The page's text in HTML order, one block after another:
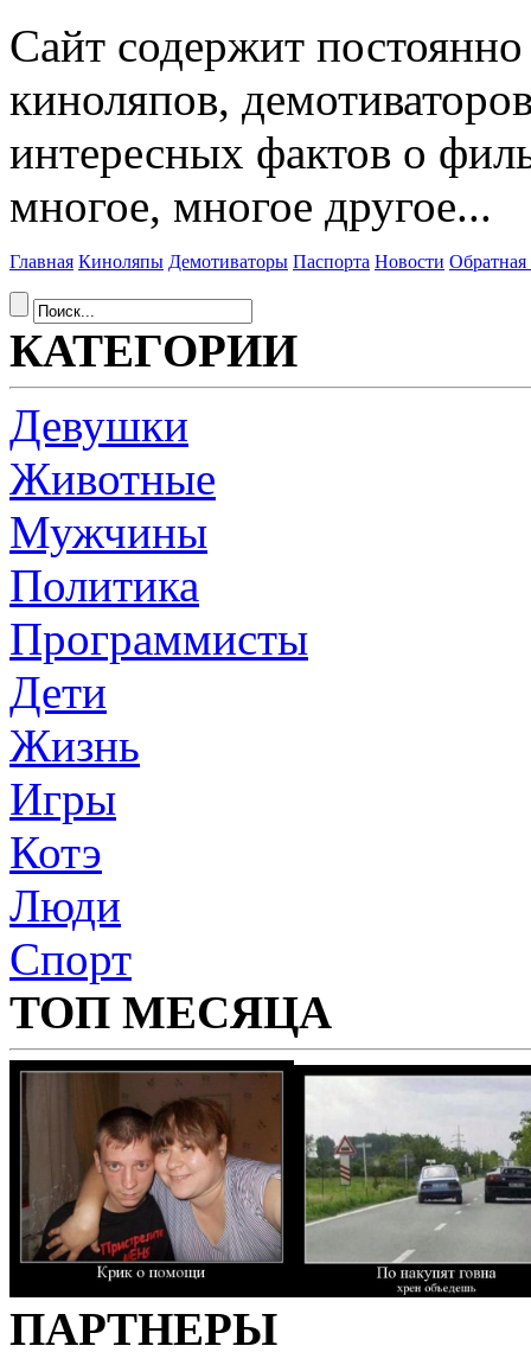
Сайт содержит
киноляпов,
интересных фактов о
многое, многое другое...
Главная Киноляпы Демотиваторы Паспорта Новости Обратная
КАТЕГОРИИ
Девушки
Животные
Мужчины
Политика
Программисты
Дети
Жизнь
Игры
Котэ
Люди
Спорт
ТОП МЕСЯЦА
ПАРТНЕРЫ